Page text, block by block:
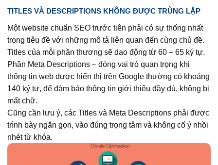
TITLES VÀ DESCRIPTIONS KHÔNG ĐƯỢC TRÙNG LẶP
Một website chuẩn SEO trước tiên phải có sự thống nhất
trong tiêu đề với những mô tả liên quan đến cùng chủ đề.
Titles của mỗi phần thương sẽ dao động từ 60 – 65 ký tự.
Phần Meta Descriptions – đóng vai trò quan trọng khi
thông tin web được hiển thị trên Google thường có khoảng
140 ký tự, để đảm bảo thông tin giới thiệu đầy đủ, không bị
mất chữ.
Cũng cần lưu ý, các Titles và Meta Descriptions phải được
trình bày ngắn gọn, vào đúng trọng tâm và không cố ý nhồi
nhét từ khóa.